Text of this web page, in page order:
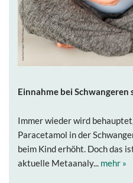
Einnahme bei Schwangeren
Immer wieder wird
Paracetamol in der
beim Kind erhöht. Doch das
aktuelle Metaanaly... mehr »